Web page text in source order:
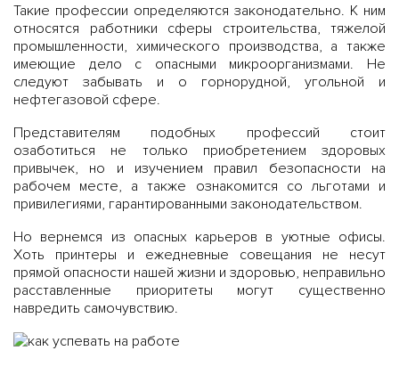
Такие профессии определяются законодательно. К ним
относятся работники сферы строительства, тяжелой
промышленности, химического производства, а также
имеющие дело с опасными микроорганизмами. Не
следуют забывать и о горнорудной, угольной и
нефтегазовой сфере.
Представителям подобных профессий стоит
озаботиться не только приобретением здоровых
привычек, но и изучением правил безопасности на
рабочем месте, а также ознакомится со льготами и
привилегиями, гарантированными законодательством.
Но вернемся из опасных карьеров в уютные офисы.
Хоть принтеры и ежедневные совещания не несут
прямой опасности нашей жизни и здоровью, неправильно
расставленные приоритеты могут существенно
навредить самочувствию.